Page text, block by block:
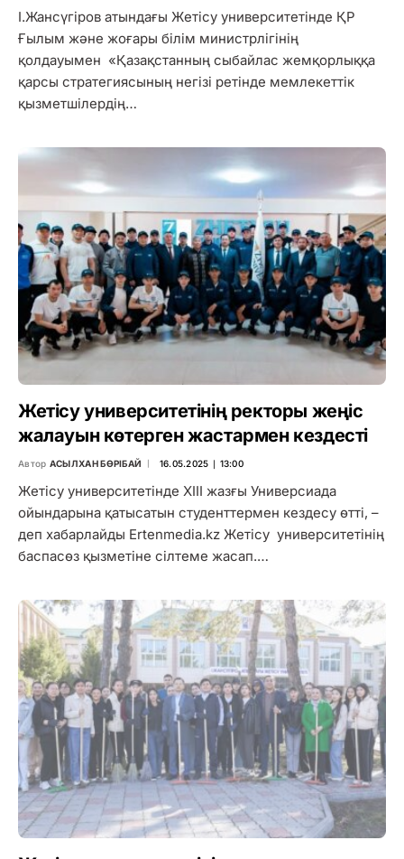
І.Жансүгіров атындағы Жетісу университетінде ҚР
Ғылым және жоғары білім министрлігінің
қолдауымен «Қазақстанның сыбайлас жемқорлыққа
қарсы стратегиясының негізі ретінде мемлекеттік
қызметшілердің…
Жетісу университетінің ректоры жеңіс
жалауын көтерген жастармен кездесті
Автор АСЫЛХАН БӨРІБАЙ 16.05.2025 ∣ 13:00
Жетісу университетінде XIII жазғы Универсиада
ойындарына қатысатын студенттермен кездесу өтті, –
деп хабарлайды Ertenmedia.kz Жетісу университетінің
баспасөз қызметіне сілтеме жасап.…